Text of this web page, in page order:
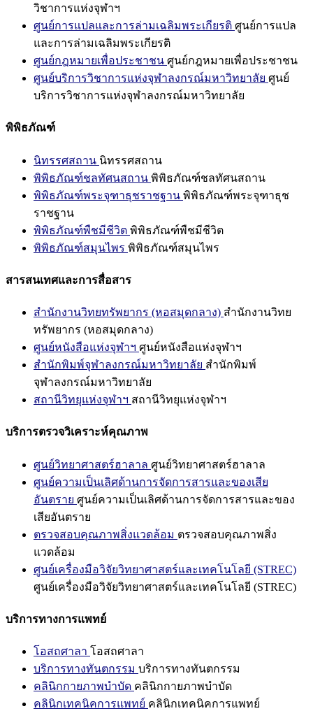
วิชาการแห่งจุฬาฯ
ศูนย์การแปลและการล่ามเฉลิมพระเกียรติ ศูนย์การแปล
และการล่ามเฉลิมพระเกียรติ
ศูนย์กฎหมายเพื่อประชาชน ศูนย์กฎหมายเพื่อประชาชน
ศูนย์บริการวิชาการแห่งจุฬาลงกรณ์มหาวิทยาลัย ศูนย์
บริการวิชาการแห่งจุฬาลงกรณ์มหาวิทยาลัย
พิพิธภัณฑ์
นิทรรศสถาน นิทรรศสถาน
พิพิธภัณฑ์ชลทัศนสถาน พิพิธภัณฑ์ชลทัศนสถาน
พิพิธภัณฑ์พระจุฑาธุชราชฐาน พิพิธภัณฑ์พระจุฑาธุช
ราชฐาน
พิพิธภัณฑ์พืชมีชีวิต พิพิธภัณฑ์พืชมีชีวิต
พิพิธภัณฑ์สมุนไพร พิพิธภัณฑ์สมุนไพร
สารสนเทศและการสื่อสาร
สำนักงานวิทยทรัพยากร (หอสมุดกลาง) สำนักงานวิทย
ทรัพยากร (หอสมุดกลาง)
ศูนย์หนังสือแห่งจุฬาฯ ศูนย์หนังสือแห่งจุฬาฯ
สำนักพิมพ์จุฬาลงกรณ์มหาวิทยาลัย สำนักพิมพ์
จุฬาลงกรณ์มหาวิทยาลัย
สถานีวิทยุแห่งจุฬาฯ สถานีวิทยุแห่งจุฬาฯ
บริการตรวจวิเคราะห์คุณภาพ
ศูนย์วิทยาศาสตร์ฮาลาล ศูนย์วิทยาศาสตร์ฮาลาล
ศูนย์ความเป็นเลิศด้านการจัดการสารและของเสีย
อันตราย ศูนย์ความเป็นเลิศด้านการจัดการสารและของ
เสียอันตราย
ตรวจสอบคุณภาพสิ่งแวดล้อม ตรวจสอบคุณภาพสิ่ง
แวดล้อม
ศูนย์เครื่องมือวิจัยวิทยาศาสตร์และเทคโนโลยี (STREC)
ศูนย์เครื่องมือวิจัยวิทยาศาสตร์และเทคโนโลยี (STREC)
บริการทางการแพทย์
โอสถศาลา โอสถศาลา
บริการทางทันตกรรม บริการทางทันตกรรม
คลินิกกายภาพบำบัด คลินิกกายภาพบำบัด
คลินิกเทคนิคการแพทย์ คลินิกเทคนิคการแพทย์